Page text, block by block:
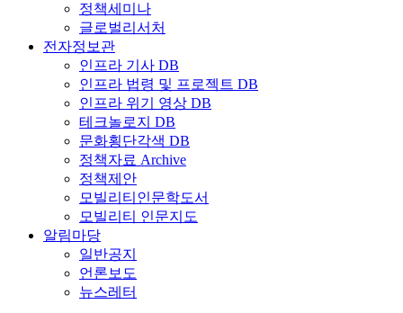
정책세미나
글로벌리서처
전자정보관
인프라 기사 DB
인프라 법령 및 프로젝트 DB
인프라 위기 영상 DB
테크놀로지 DB
문화횡단각색 DB
정책자료 Archive
정책제안
모빌리티인문학도서
모빌리티 인문지도
알림마당
일반공지
언론보도
뉴스레터